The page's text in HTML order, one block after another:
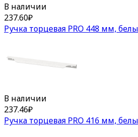
В наличии
237.60₽
Ручка торцевая PRO 448 мм,
В наличии
237.46₽
Ручка торцевая PRO 416 мм,